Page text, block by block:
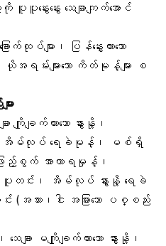
ပူနွေးနွေး သေချာကျက်အောင်
က်ထုပ်များ၊ ပြန်နွှေးထားသော
ယိုအရမ်းများသော ကိတ်မုန့်များ စ
း
ကျိုချက်ထားသော နွားနို့၊
ာ အိမ်လုပ် ရေခဲမုန့်၊ မစ်ရှိ
ဖြည့်စွက် အာဟာရမှုန့်၊
င်း၊ အိမ်လုပ် နွားနို့ ရေခဲ
အသား၊ငါး အခြားသော ပစ္စည်း
ေချာ မကျိုချက်ထားသော နွားနို့၊